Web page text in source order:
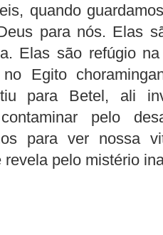
quando
para nós. Elas
Elas são refúgio
Egito
para Betel, ali
pelo
para ver nossa
revela pelo mistério